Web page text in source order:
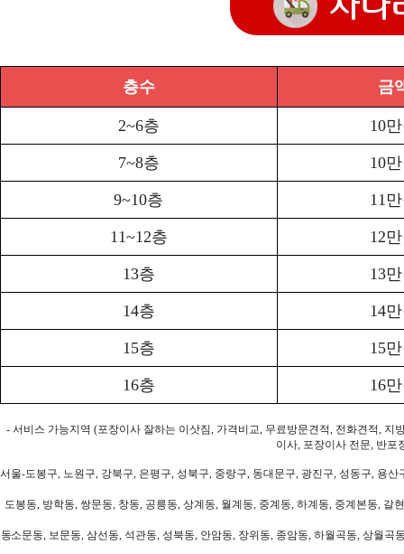
층수 금
2~6층 10
7~8층 10
9~10층 11
11~12층 12
13층 13
14층 14
15층 15
16층 16
- 서비스 가능지역 (포장이사 잘하는 이삿짐, 가격비교, 무료방문견적, 전화견적,
이사, 포장이사 전문, 반포
서울-도봉구, 노원구, 강북구, 은평구, 성북구, 중랑구, 동대문구, 광진구, 성동구, 용
도봉동, 방학동, 쌍문동, 창동, 공릉동, 상계동, 월계동, 중계동, 하계동, 중계본동,
동소문동, 보문동, 삼선동, 석관동, 성북동, 안암동, 장위동, 종암동, 하월곡동, 상월